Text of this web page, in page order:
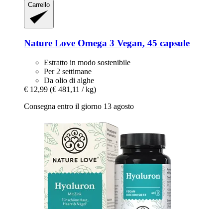
Carrello
Nature Love Omega 3 Vegan, 45 capsule
Estratto in modo sostenibile
Per 2 settimane
Da olio di alghe
€ 12,99 (€ 481,11 / kg)
Consegna entro il giorno 13 agosto